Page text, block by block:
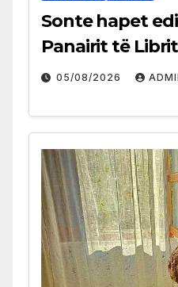
Sonte hapet
Panairit të
05/08/2026